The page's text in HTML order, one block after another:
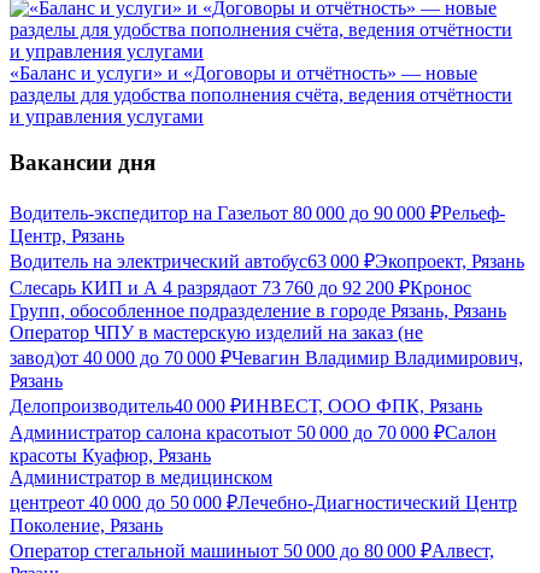
«Баланс и услуги» и «Договоры и отчётность» — новые
разделы для удобства пополнения счёта, ведения отчётности
и управления услугами
Вакансии дня
Водитель-экспедитор на Газельот 80 000 до 90 000 ₽Рельеф-
Центр, Рязань
Водитель на электрический автобус63 000 ₽Экопроект, Рязань
Слесарь КИП и А 4 разрядаот 73 760 до 92 200 ₽Кронос
Групп, обособленное подразделение в городе Рязань, Рязань
Оператор ЧПУ в мастерскую изделий на заказ (не
завод)от 40 000 до 70 000 ₽Чевагин Владимир Владимирович,
Рязань
Делопроизводитель40 000 ₽ИНВЕСТ, ООО ФПК, Рязань
Администратор салона красотыот 50 000 до 70 000 ₽Салон
красоты Куафюр, Рязань
Администратор в медицинском
центреот 40 000 до 50 000 ₽Лечебно-Диагностический Центр
Поколение, Рязань
Оператор стегальной машиныот 50 000 до 80 000 ₽Алвест,